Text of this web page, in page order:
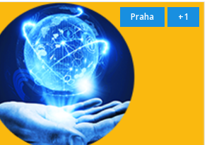
Praha +1